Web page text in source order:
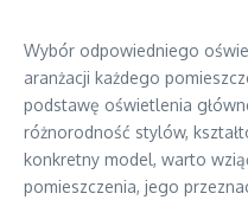
Wybór odpowiedniego
aranżacji każdego
podstawę oświetlenia
różnorodność stylów,
konkretny model, warto
pomieszczenia, jego